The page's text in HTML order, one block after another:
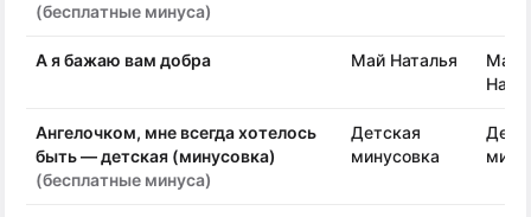
(бесплатные минуса)
А я бажаю вам добра Май Наталья
Май
Ангелочком, мне всегда хотелось
быть — детская (минусовка)
(бесплатные минуса)
Детская
минусовка